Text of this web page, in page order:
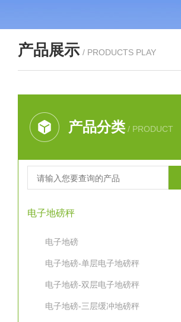
产品展示 / PRODUCTS PLAY
产品分类 / PRODUCT
电子地磅秤
电子地磅
电子地磅-单层电子地磅秤
电子地磅-双层电子地磅秤
电子地磅-三层缓冲地磅秤